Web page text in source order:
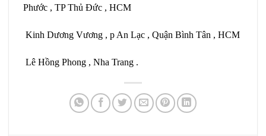
Phước , TP Thủ Đức , HCM
Kinh Dương Vương , p An Lạc , Quận Bình Tân , HCM
Lê Hồng Phong , Nha Trang .